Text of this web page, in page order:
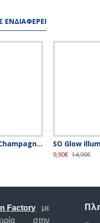
ΕΝΔΙΑΦΈΡΕΙ
Glow By SO…? Champagne Blush Illuminating Perfume Mist, Αρωματικό Mist Σώματος με Glitter, 140ml
9,90€ 14,90€
Factory
με
στην